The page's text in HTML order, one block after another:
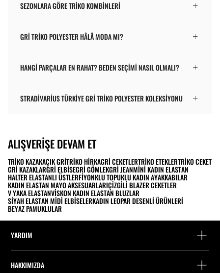
SEZONLARA GÖRE TRIKO KOMBINLERI
GRI TRIKO POLYESTER HÂLÂ MODA MI?
HANGI PARÇALAR EN RAHAT? BEDEN SEÇIMI NASIL OLMALI?
STRADIVARIUS TÜRKIYE GRI TRIKO POLYESTER KOLEKSIYONU
ALIŞVERIŞE DEVAM ET
TRIKO KAZAKAÇIK GRITRIKO HIRKAGRI CEKETLERTRIKO ETEKLERTRIKO CEKET
GRI KAZAKLARGRI ELBISEGRI GÖMLEKGRI JEANMINI KADIN ELASTAN
HALTER ELASTANLI ÜSTLERFIYONKLU TOPUKLU KADIN AYAKKABILAR
KADIN ELASTAN MAYO AKSESUARLARIÇIZGILI BLAZER CEKETLER
V YAKA ELASTANVISKON KADIN ELASTAN BLUZLAR
SIYAH ELASTAN MIDI ELBISELERKADIN LEOPAR DESENLI ÜRÜNLERI
BEYAZ PAMUKLULAR
YARDIM
Siparişi takip edin
HAKKIMIZDA